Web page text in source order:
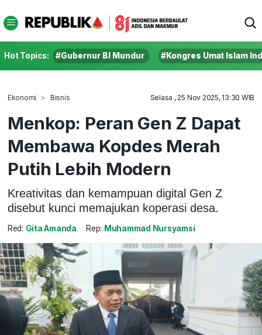
Hot Topics: #Gubernur BI Mundur #Kongres Umat Islam
Ekonomi Bisnis Selasa , 25 Nov 2025, 13:30 WIB
Menkop: Peran Gen Z Dapat
Membawa Kopdes Merah
Putih Lebih Modern
Kreativitas dan kemampuan digital Gen Z
disebut kunci memajukan koperasi desa.
Red: Gita Amanda Rep: Muhammad Nursyamsi